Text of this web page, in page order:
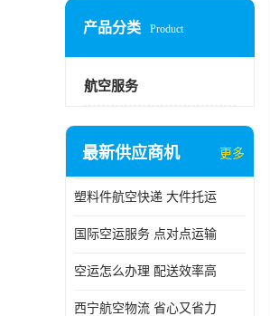
产品分类 Product
航空服务
最新供应商机 更多
塑料件航空快递 大件托运
国际空运服务 点对点运输
空运怎么办理 配送效率高
西宁航空物流 省心又省力